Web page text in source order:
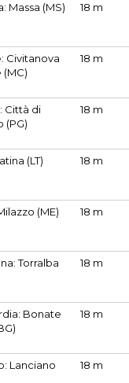
Massa (MS) 18 m
Civitanova
(MC)
18 m
Città di
(PG)
18 m
(LT) 18 m
(ME) 18 m
Torralba
18 m
Bonate
18 m
Lanciano
18 m